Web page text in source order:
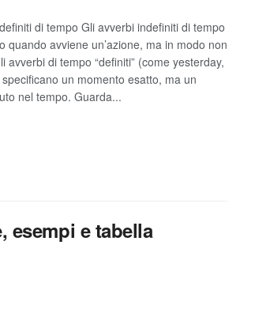
di tempo Gli avverbi indefiniti di tempo
quando avviene un’azione, ma in modo non
avverbi di tempo “definiti” (come yesterday,
un momento esatto, ma un
nel tempo. Guarda...
esempi e tabella